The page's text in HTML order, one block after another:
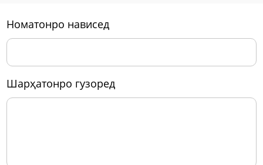
номатонро нависед
шарҳатонро гузоред